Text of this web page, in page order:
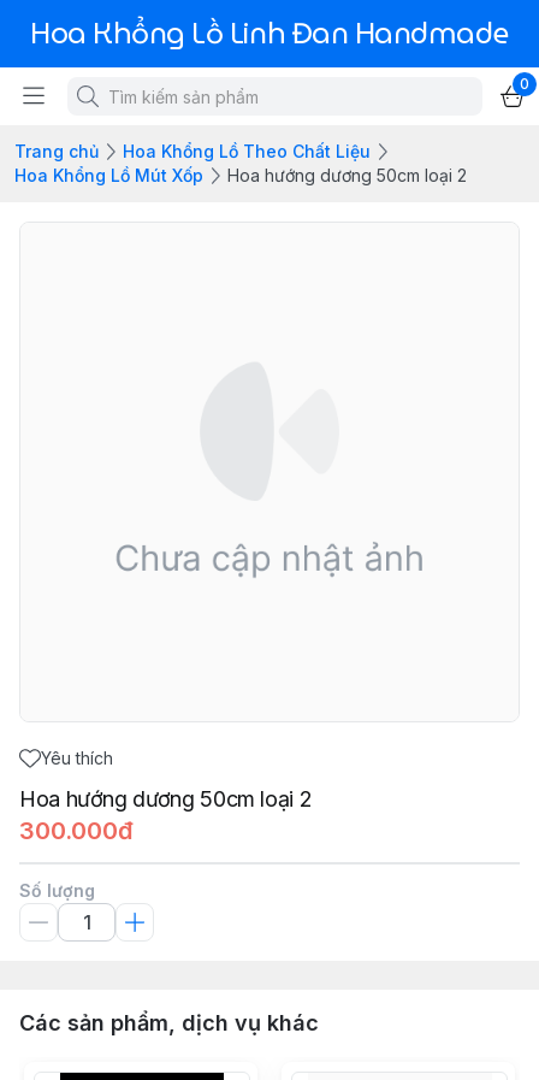
Hoa Khổng Lồ Linh Đan Handmade
0
Trang chủ
Hoa Khổng Lồ Theo Chất Liệu
Hoa Khổng Lồ Mút Xốp
Hoa hướng dương 50cm loại 2
Yêu thích
Hoa hướng dương 50cm loại 2
300.000đ
Số lượng
Các sản phẩm, dịch vụ khác